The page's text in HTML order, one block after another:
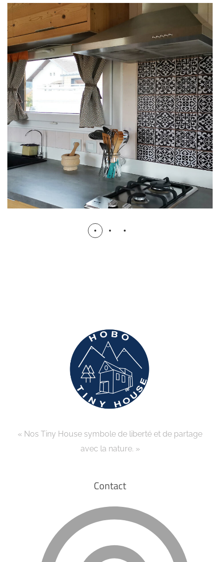
Intérieur-Tiny-House-cuisine
INTÉRIEUR
« Nos Tiny House symbole de liberté et de partage
avec la nature. »
Contact